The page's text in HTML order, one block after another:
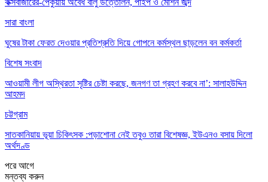
সারা বাংলা
ঘুষের টাকা ফেরত দেওয়ার প্রতিশ্রুতি দিয়ে গোপনে কর্মস্থল ছাড়লেন বন কর্মকর্তা
বিশেষ সংবাদ
আওয়ামী লীগ অস্থিরতা সৃষ্টির চেষ্টা করছে, জনগণ তা গ্রহণ করবে না’: সালাহউদ্দিন
আহমদ
চট্টগ্রাম
সাতকানিয়ায় ভূয়া চিকিৎসক :পড়াশোনা নেই তবুও তারা বিশেষজ্ঞ, ইউএনও বসায় দিলো
অর্থদণ্ড
পরেআগে
মন্তব্য করুন